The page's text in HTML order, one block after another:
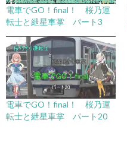
電車でGO！final！ 桜乃運
転士と紲星車掌 パート3
電車でGO！final！ 桜乃運
転士と紲星車掌 パート20